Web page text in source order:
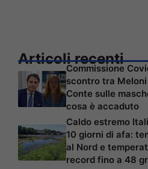
Articoli recenti
Commissione
scontro tra Meloni
Conte sulle
cosa è accaduto
Caldo estremo
10 giorni di afa:
al Nord e
record fino a 48